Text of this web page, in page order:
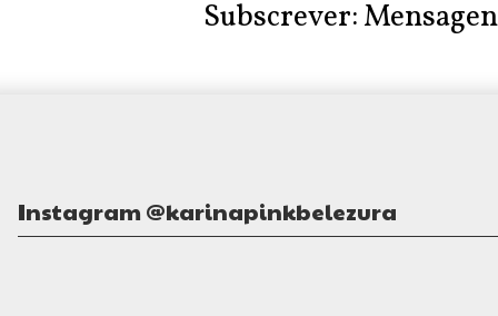
Subscrever:
Instagram @karinapinkbelezura